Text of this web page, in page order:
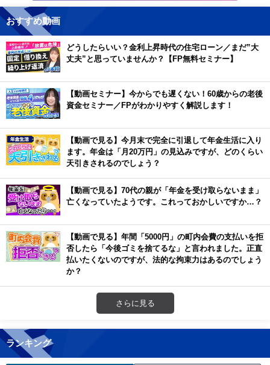
おすすめ動画
どうしたらいい？金利上昇時代の住宅ローン／まだ”大
丈夫”と思っていませんか？【FP無料セミナー】
【動画セミナー】今からでも遅くない！60歳からの老後
資金セミナー／FPがわかりやすく解説します！
【動画で見る】今月末で完全に引退して年金生活に入り
ます。年金は「月20万円」の見込みですが、どのくらい
天引きされるのでしょう？
【動画で見る】70代の親が「年金を受け取らないまま」
亡くなっていたようです。これっておかしいですか…？
【動画で見る】年間「5000円」の町内会費の支払いを拒
否したら「今後ゴミを捨てるな」と言われました。正直
払いたくないのですが、法的な拘束力はあるのでしょう
か？
さらに見る
ランキング